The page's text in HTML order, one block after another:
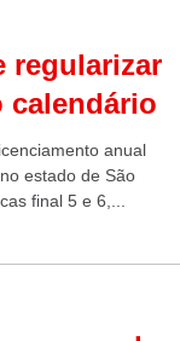
regularizar
calendário
anual
estado de São
final 5 e 6,...